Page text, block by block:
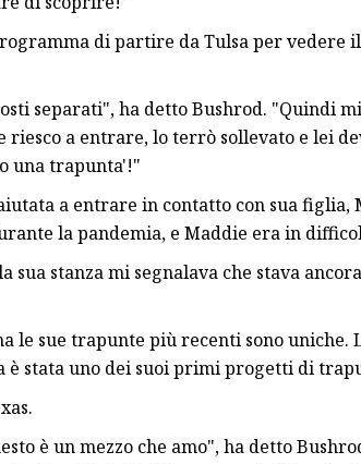
di partire da Tulsa per vedere
separati", ha detto Bushrod. "Quindi
riesco a entrare, lo terrò sollevato e lei
una trapunta'!"
a entrare in contatto con sua
la pandemia, e Maddie era in
sua stanza mi segnalava che stava
le sue trapunte più recenti sono uniche.
è stata uno dei suoi primi progetti di
è un mezzo che amo", ha detto